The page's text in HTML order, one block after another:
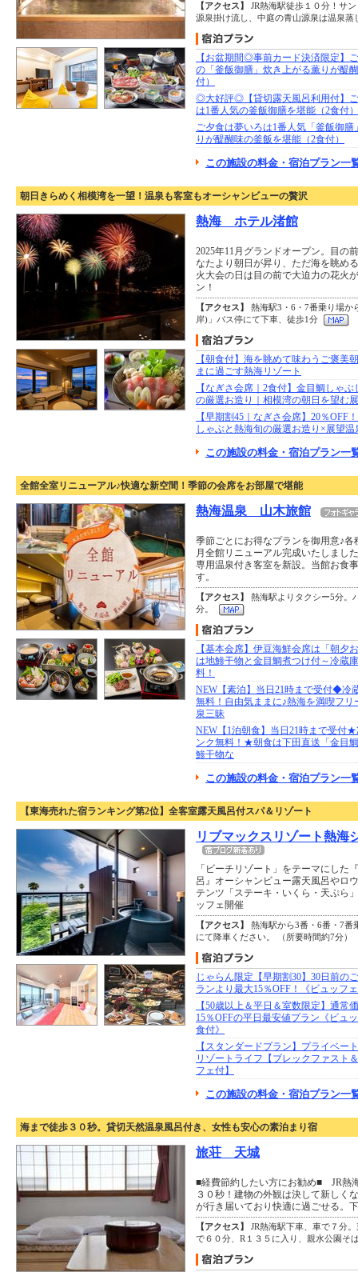
【アクセス】
JR熱海駅徒歩１０分！サ
源泉掛け流し、中庭の青山源泉は温泉蒸
【お盆期間◎事前カード決済限定】
の「釜飯御膳」炊き上がる薫りが醍
付）
◎大好評◎【貸切露天風呂利用付】
は1番人気の釜飯御膳を堪能（2食付）
ご夕食は夢いろは1番人気「釜飯御膳
りが醍醐味の釜飯を堪能（2食付）
この施設の料金・宿泊プラン
朝日きらめく相模湾を一望！温泉も客室もオーシャンビューの贅沢
熱海 ホテル渚館
2025年11月グランドオープン。目の
なたより朝日が昇り、ただ海を眺め
火大会の日は目の前で大迫力の花火
ン！
【アクセス】
熱海駅3・6・7番乗り場か
岸)」バス停にて下車、徒歩1分
【朝食付】海を眺めて味わうご褒美
まに過ごす熱海リゾート
【なぎさ会席｜2食付】金目鯛しゃ
の厳選お造り｜相模湾の朝日を望む
【早期割45｜なぎさ会席】20％OFF
しゃぶと熱海旬の厳選お造り×展望温
この施設の料金・宿泊プラン
全館全室リニューアル♪快適な新空間！季節の会席をお部屋で堪能
熱海温泉 山木旅館
季節ごとにお得なプランを御用意♪
月全館リニューアル完成いたしまし
専用温泉付き客室を新設。当館お食
す。
【アクセス】
熱海駅よりタクシー5分。
分。
【基本会席】伊豆海鮮会席は「朝夕
は地鯵干物と金目鯛煮つけ付～冷蔵
料！
NEW【素泊】当日21時まで受付◆冷
無料！自由気ままに♪熱海を満喫フ
泉三昧
NEW【1泊朝食】当日21時まで受付
ンク無料！★朝食は下田直送「金目
鯵干物な
この施設の料金・宿泊プラン
【東海売れた宿ランキング第2位】全客室露天風呂付スパ＆リゾート
リブマックスリゾート熱海
「ビーチリゾート」をテーマにした
呂』オーシャンビュー露天風呂やロ
テンツ「ステーキ・いくら・天ぷら
ッフェ開催
【アクセス】
熱海駅から3番・6番・7番
にて降車ください。 （所要時間約7分）
じゃらん限定【早期割30】30日前の
ランより最大15％OFF！《ビュッフ
【50歳以上＆平日＆室数限定】通常
15％OFFの平日最安値プラン《ビュ
食付》
【スタンダードプラン】プライベー
リゾートライフ【ブレックファスト
フェ付】
この施設の料金・宿泊プラン
海まで徒歩３０秒。貸切天然温泉風呂付き、女性も安心の素泊まり宿
旅荘 天城
■経費節約したい方にお勧め■ JR熱
３０秒！建物の外観は決して新しく
が行き届いており快適に過ごせる。
【アクセス】
JR熱海駅下車、車で７分
で６０分、R１３５に入り、親水公園そ